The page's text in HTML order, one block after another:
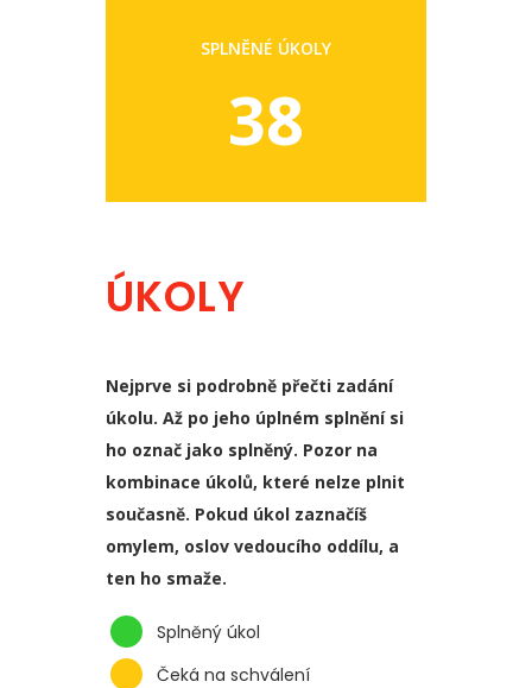
SPLNĚNÉ ÚKOLY
38
ÚKOLY
Nejprve si podrobně přečti zadání
úkolu. Až po jeho úplném splnění si
ho označ jako splněný. Pozor na
kombinace úkolů, které nelze plnit
současně. Pokud úkol zaznačíš
omylem, oslov vedoucího oddílu, a
ten ho smaže.
Splněný úkol
Čeká na schválení